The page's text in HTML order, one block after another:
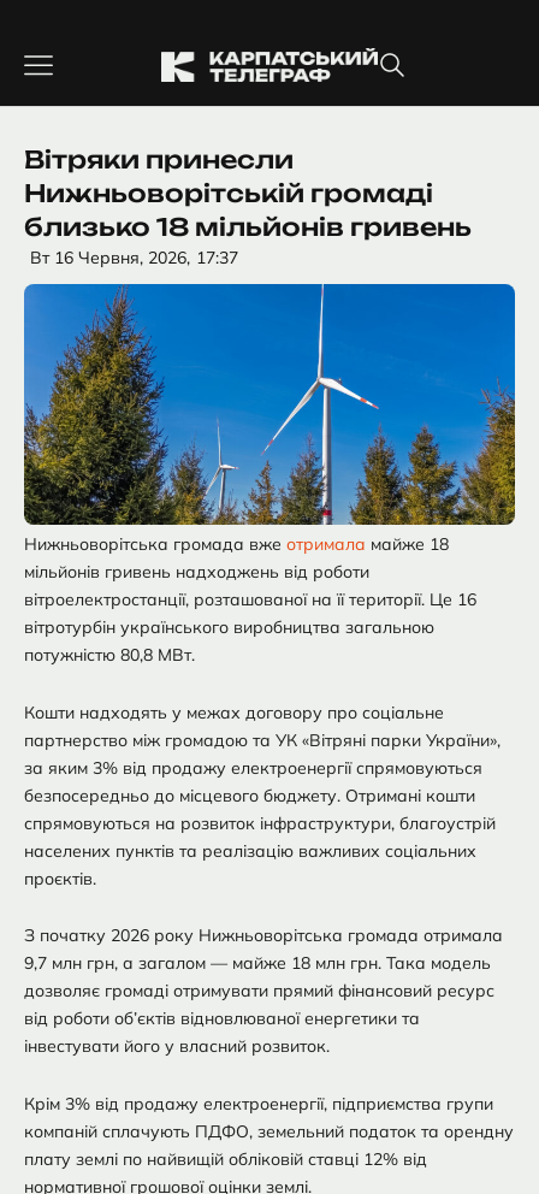
вмісту
Вітряки принесли
Нижньоворітській громаді
близько 18 мільйонів гривень
Вт 16 Червня, 2026, 17:37
Нижньоворітська громада вже отримала майже 18
мільйонів гривень надходжень від роботи
вітроелектростанції, розташованої на її території. Це 16
вітротурбін українського виробництва загальною
потужністю 80,8 МВт.
Кошти надходять у межах договору про соціальне
партнерство між громадою та УК «Вітряні парки України»,
за яким 3% від продажу електроенергії спрямовуються
безпосередньо до місцевого бюджету. Отримані кошти
спрямовуються на розвиток інфраструктури, благоустрій
населених пунктів та реалізацію важливих соціальних
проєктів.
З початку 2026 року Нижньоворітська громада отримала
9,7 млн грн, а загалом — майже 18 млн грн. Така модель
дозволяє громаді отримувати прямий фінансовий ресурс
від роботи об’єктів відновлюваної енергетики та
інвестувати його у власний розвиток.
Крім 3% від продажу електроенергії, підприємства групи
компаній сплачують ПДФО, земельний податок та орендну
плату землі по найвищій обліковій ставці 12% від
нормативної грошової оцінки землі.